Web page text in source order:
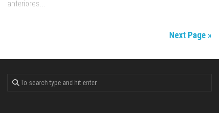
anteriores...
Next Page »